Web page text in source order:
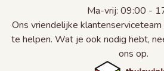
Ma-vrij: 09:00 -
Ons vriendelijke
te helpen. Wat je ook nodig hebt,
ons op.